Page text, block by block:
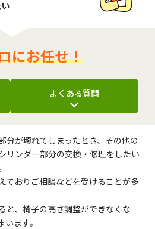
にお任せ！
よくある質問
分が壊れてしまったとき、その他の
ンダー部分の交換・修理をしたい
ておりご相談などを受けることが多
と、椅子の高さ調整ができなくな
ます。